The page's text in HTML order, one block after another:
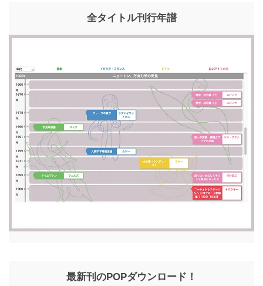
全タイトル刊行年譜
最新刊のPOPダウンロード！